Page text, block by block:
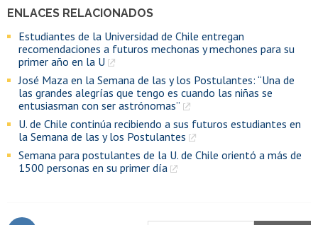
ENLACES RELACIONADOS
Estudiantes de la Universidad de Chile entregan
recomendaciones a futuros mechonas y mechones para su
primer año en la U
José Maza en la Semana de las y los Postulantes: “Una de
las grandes alegrías que tengo es cuando las niñas se
entusiasman con ser astrónomas”
U. de Chile continúa recibiendo a sus futuros estudiantes en
la Semana de las y los Postulantes
Semana para postulantes de la U. de Chile orientó a más de
1500 personas en su primer día